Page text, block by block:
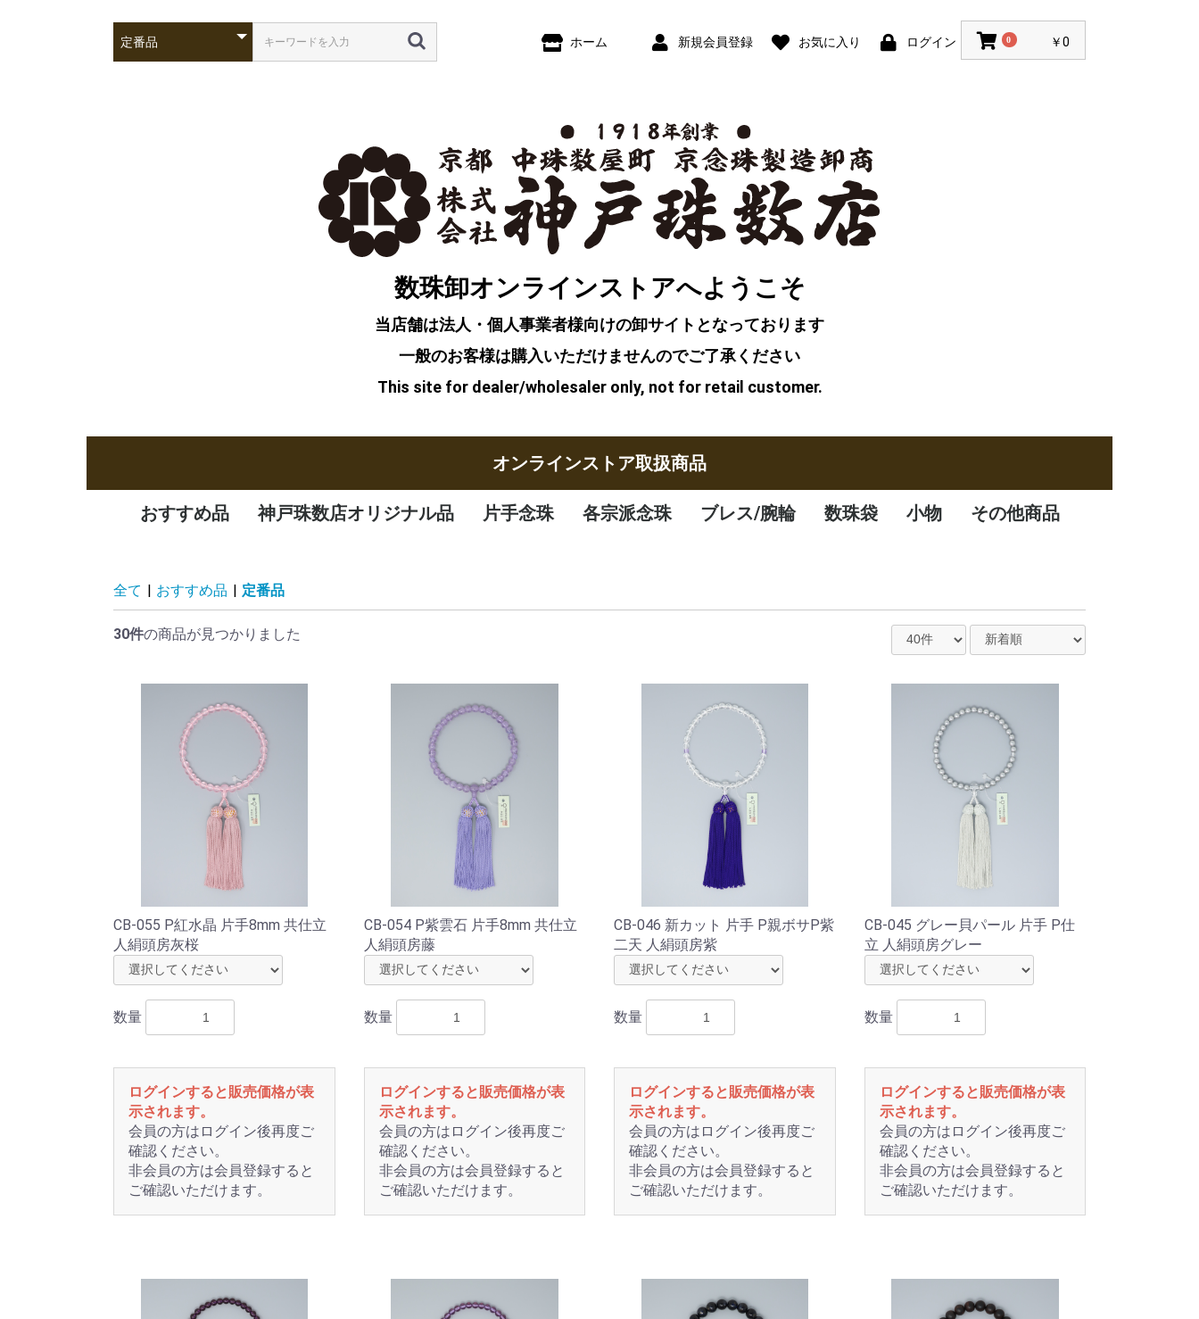
ホーム 新規会員登録 お気に入り ログイン 0 ￥0
数珠卸オンラインストアへようこそ
当店舗は法人・個人事業者様向けの卸サイトとなっております
一般のお客様は購入いただけませんのでご了承ください
This site for dealer/wholesaler only, not for retail customer.
オンラインストア取扱商品
おすすめ品 神戸珠数店オリジナル品 片手念珠 各宗派念珠 ブレス/腕輪 数珠袋 小物 その他商品
全て | おすすめ品 | 定番品
30件の商品が見つかりました
CB-055 P紅水晶 片手8mm 共仕立
人絹頭房灰桜
数量
ログインすると販売価格が表
示されます。
会員の方はログイン後再度ご
確認ください。
非会員の方は会員登録すると
ご確認いただけます。
CB-054 P紫雲石 片手8mm 共仕立
人絹頭房藤
数量
ログインすると販売価格が表
示されます。
会員の方はログイン後再度ご
確認ください。
非会員の方は会員登録すると
ご確認いただけます。
CB-046 新カット 片手 P親ボサP紫
二天 人絹頭房紫
数量
ログインすると販売価格が表
示されます。
会員の方はログイン後再度ご
確認ください。
非会員の方は会員登録すると
ご確認いただけます。
CB-045 グレー貝パール 片手 P仕
立 人絹頭房グレー
数量
ログインすると販売価格が表
示されます。
会員の方はログイン後再度ご
確認ください。
非会員の方は会員登録すると
ご確認いただけます。